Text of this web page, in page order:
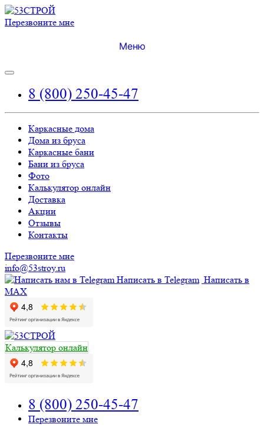
Перезвоните мне
Меню
8 (800) 250-45-47
Каркасные дома
Дома из бруса
Каркасные бани
Бани из бруса
Фото
Калькулятор онлайн
Доставка
Акции
Отзывы
Контакты
Перезвоните мне
info@53stroy.ru
Написать в Telegram Написать в
MAX
Калькулятор онлайн
8 (800) 250-45-47
Перезвоните мне